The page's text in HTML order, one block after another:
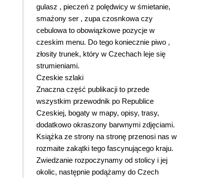
gulasz , pieczeń z polędwicy w śmietanie,
smażony ser , zupa czosnkowa czy
cebulowa to obowiązkowe pozycje w
czeskim menu. Do tego koniecznie piwo ,
złosity trunek, który w Czechach leje się
strumieniami.
Czeskie szlaki
Znaczna część publikacji to przede
wszystkim przewodnik po Republice
Czeskiej, bogaty w mapy, opisy, trasy,
dodatkowo okraszony barwnymi zdjęciami.
Książka ze strony na stronę przenosi nas w
rozmaite zakątki tego fascynującego kraju.
Zwiedzanie rozpoczynamy od stolicy i jej
okolic, następnie podążamy do Czech